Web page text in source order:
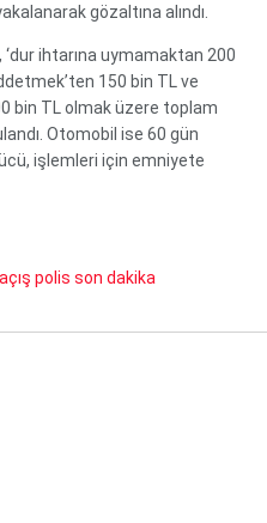
gözaltına alındı.
‘dur ihtarına uymamaktan 200
150 bin TL ve
bin TL olmak üzere toplam
Otomobil ise 60 gün
işlemleri için emniyete
polis son dakika